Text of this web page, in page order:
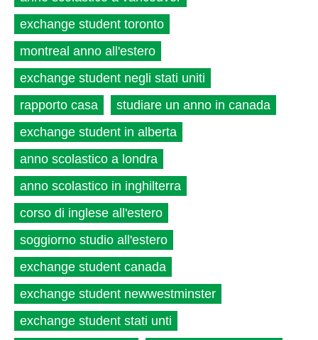
exchange student toronto
montreal anno all'estero
exchange student negli stati uniti
rapporto casa
studiare un anno in canada
exchange student in alberta
anno scolastico a londra
anno scolastico in inghilterra
corso di inglese all'estero
soggiorno studio all'estero
exchange student canada
exchange student newwestminster
exchange student stati unti